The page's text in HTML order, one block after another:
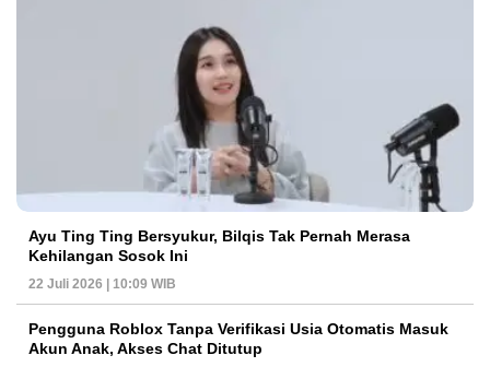
Ayu Ting Ting Bersyukur, Bilqis Tak Pernah Merasa
Kehilangan Sosok Ini
22 Juli 2026 | 10:09 WIB
Pengguna Roblox Tanpa Verifikasi Usia Otomatis Masuk
Akun Anak, Akses Chat Ditutup